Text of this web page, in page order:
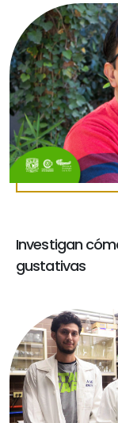
Investigan
gustativas